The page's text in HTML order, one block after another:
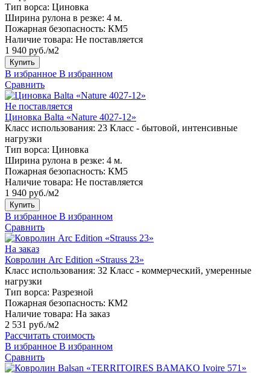
Тип ворса: Циновка
Ширина рулона в резке: 4 м.
Пожарная безопасность: КМ5
Наличие товара: Не поставляется
1 940 руб./м2
Купить
В избранное В избранном
Сравнить
Не поставляется
Циновка Balta «Nature 4027-12»
Класс использования: 23 Класс - бытовой, интенсивные
нагрузки
Тип ворса: Циновка
Ширина рулона в резке: 4 м.
Пожарная безопасность: КМ5
Наличие товара: Не поставляется
1 940 руб./м2
Купить
В избранное В избранном
Сравнить
На заказ
Ковролин Arc Edition «Strauss 23»
Класс использования: 32 Класс - коммерческий, умеренные
нагрузки
Тип ворса: Разрезной
Пожарная безопасность: КМ2
Наличие товара: На заказ
2 531 руб./м2
Рассчитать стоимость
В избранное В избранном
Сравнить